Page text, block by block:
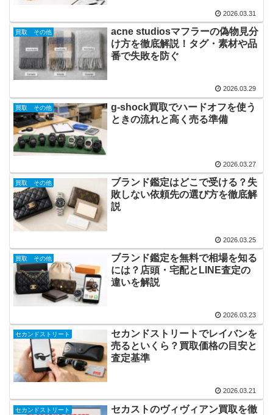
2026.03.31
買取 その他
acne studiosマフラーの偽物見分
け方を徹底解説！タグ・素材や品
番で失敗を防ぐ
2026.03.29
買取 その他
g-shock買取でハードオフを使う
ときの流れと高く売る準備
2026.03.27
買取 その他
ブランド鑑定はどこで受ける？失
敗しない依頼先の選び方を徹底解
説
2026.03.25
買取 その他
ブランド鑑定を無料で相場を知る
には？店頭・宅配とLINE査定の
違いを解説
2026.03.23
セカンドストリート
セカンドストリートでレイバンを
売るといくら？買取価格の目安と
査定基準
2026.03.21
セカンドストリート
セカストのヴィヴィアン買取を徹